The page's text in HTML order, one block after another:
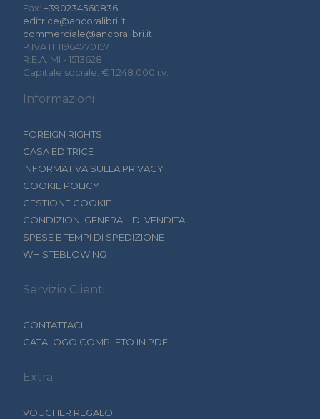
Fax: +390234560836
editrice@ancoralibri.it
commerciale@ancoralibri.it
P.IVA IT 11964770157
R.E.A. MI - 1513628
Capitale sociale: € 1.248.000 i.v.
Informazioni
FOREIGN RIGHTS
CASA EDITRICE
INFORMATIVA SULLA PRIVACY
COOKIE POLICY
GESTIONE COOKIE
CONDIZIONI GENERALI DI VENDITA
SPESE E TEMPI DI SPEDIZIONE
WHISTEBLOWING
Servizio Clienti
CONTATTACI
CATALOGO COMPLETO IN PDF
Extra
VOUCHER REGALO